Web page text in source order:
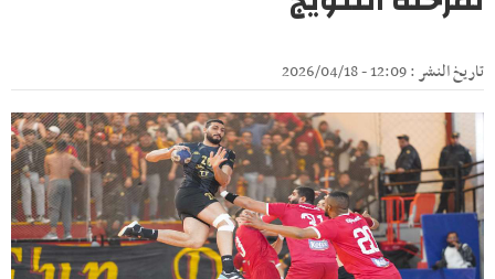
تاريخ النشر : 12:09 - 2026/04/18